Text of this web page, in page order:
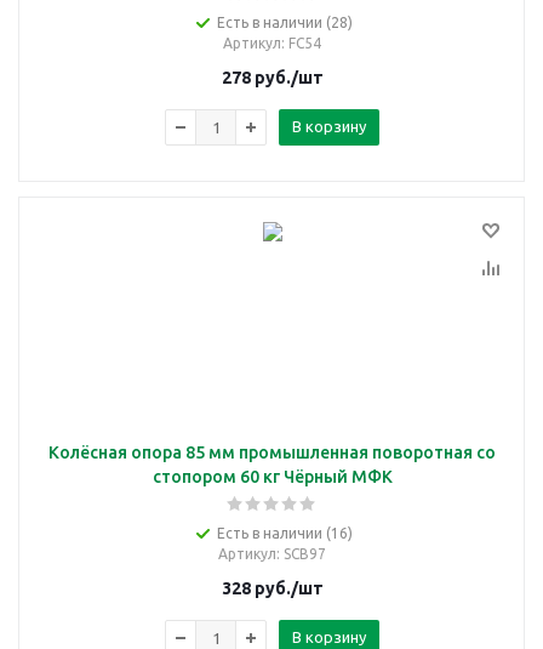
Есть в наличии (28)
Артикул: FC54
278руб./шт
В корзину
Колёсная опора 85 мм промышленная поворотная со
стопором 60 кг Чёрный МФК
Есть в наличии (16)
Артикул: SCB97
328руб./шт
В корзину